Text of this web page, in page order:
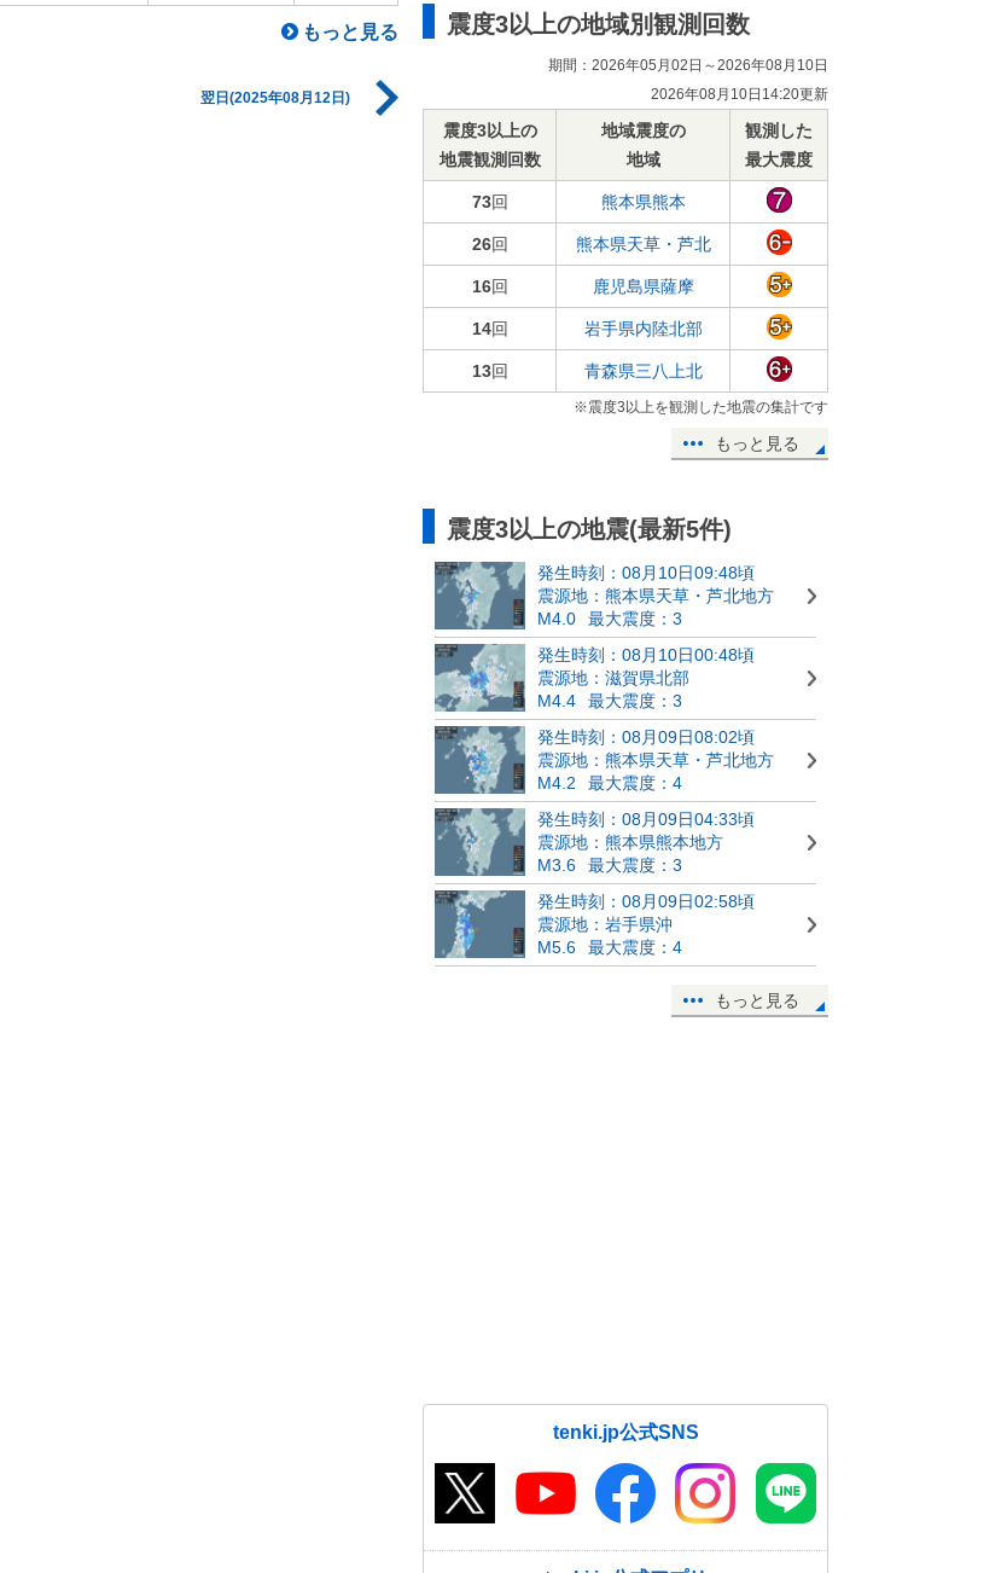
もっと見る
翌日(2025年08月12日)
震度3以上の地域別観測回数
期間：2026年05月02日～2026年08月10日
2026年08月10日14:20更新
震度3以上の
地震観測回数
地域震度の
地域
観測した
最大震度
73回 熊本県熊本
26回 熊本県天草・芦北
16回 鹿児島県薩摩
14回 岩手県内陸北部
13回 青森県三八上北
※震度3以上を観測した地震の集計です
もっと見る
震度3以上の地震(最新5件)
発生時刻：08月10日09:48頃
震源地：熊本県天草・芦北地方
M4.0
最大震度：3
発生時刻：08月10日00:48頃
震源地：滋賀県北部
M4.4
最大震度：3
発生時刻：08月09日08:02頃
震源地：熊本県天草・芦北地方
M4.2
最大震度：4
発生時刻：08月09日04:33頃
震源地：熊本県熊本地方
M3.6
最大震度：3
発生時刻：08月09日02:58頃
震源地：岩手県沖
M5.6
最大震度：4
もっと見る
tenki.jp公式SNS